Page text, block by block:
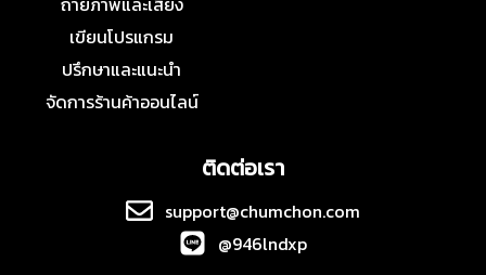
เขียนโปรแกรม
ปรึกษาและแนะนำ
จัดการร้านค้าออนไลน์
ติดต่อเรา
support@chumchon.com
@946lndxp